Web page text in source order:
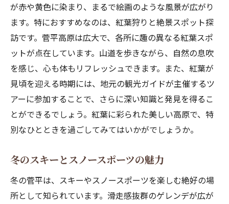
地元ガイドによる自然ツアー
自然と触れ合うウォーキングコース
菅平の魅力的なアウトドアスポットで自然と触
れ合う
四季折々の花々を楽しむ庭園巡り
自然を満喫できるキャンプ場の紹介
アウトドアクッキングと地産地消
野外での演奏会やイベント情報
自然教育プログラムへの参加
菅平で楽しむゴルフと自然が織り成す贅沢なひ
ととき
が赤や黄色に染まり、まるで絵画のような風景が広がり
ます。特におすすめなのは、紅葉狩りと絶景スポット探
訪です。菅平高原は広大で、各所に趣の異なる紅葉スポ
ットが点在しています。山道を歩きながら、自然の息吹
を感じ、心も体もリフレッシュできます。また、紅葉が
見頃を迎える時期には、地元の観光ガイドが主催するツ
アーに参加することで、さらに深い知識と発見を得るこ
とができるでしょう。紅葉に彩られた美しい高原で、特
別なひとときを過ごしてみてはいかがでしょうか。
冬のスキーとスノースポーツの魅力
冬の菅平は、スキーやスノースポーツを楽しむ絶好の場
所として知られています。滑走感抜群のゲレンデが広が